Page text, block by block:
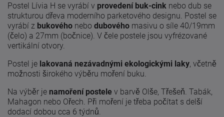
Postel Lívia H se vyrábí v provedení buk-cink nebo dub se
strukturou dřeva moderního parketového designu. Postel se
vyrábí z bukového nebo dubového masivu o síle 40/19mm
(čelo) a 27mm (bočnice). V čele postele jsou vyfrézované
vertikální otvory.
Postel je lakovaná nezávadnými ekologickými laky, včetně
možnosti širokého výběru moření buku.
Na výběr je namoření postele v barvě Olše, Třešeň. Tabák,
Mahagon nebo Ořech. Při moření je třeba počítat s delší
dodací dobou cca 6 týdnů.